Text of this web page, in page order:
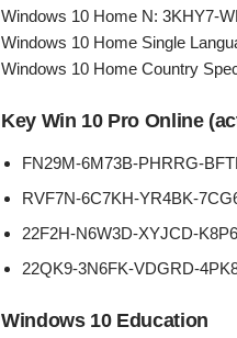
Windows 10 Home N: 3KHY7-
Windows 10 Home Single
Windows 10 Home Country
Key Win 10 Pro Online
FN29M-6M73B-PHRRG-
RVF7N-6C7KH-YR4BK-
22F2H-N6W3D-XYJCD-
22QK9-3N6FK-VDGRD-
Windows 10 Education